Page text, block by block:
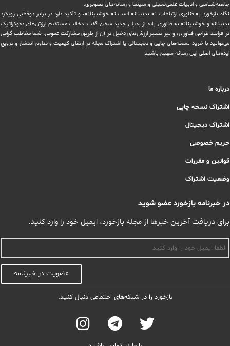
‏جامعه‌شناسی و ادبیات علمی‌تخیلی و سینما و رسانه‌های تصویری.
نگاه بازخورد به فناوری ارتباطات نه بدبینانه است نه خوشبینانه، و تأکید دارد ‏در برابر دوقطبیِ رویکرد
بدبینانه و خوشبینانه به فناوری باید از بدیلی جدید سخن گفت: دخالت مستقیم ارزش‌های دموکراتیک
در ‏فرایند طراحی فناوری، و نیز تغییر ارزش‌های دخيل در آن از طریق مشاركت عمومی. شما مخاطب گرامی
می‌توانید با خرید نسخه‌های چاپی و دیجیتالی یا ‏اشتراک مجله در ارتقای کیفیت و تداوم انتشار و ترویج
ایده‌های اصلی این رسانه سهیم باشید.
درباره ما
اشتراک نسخه چاپی
اشتراک دیجیتال
حریم خصوصی
قوانین و مقررات
وضعیت اشتراک
در خبرنامه بازخورد عضو شوید
برای دریافت آخرین خبرها از مجله بازخورد، ایمیل خود را وارد کنید.
عضویت در خبرنامه
بازخورد را در شبکه‌های اجتماعی دنبال کنید.